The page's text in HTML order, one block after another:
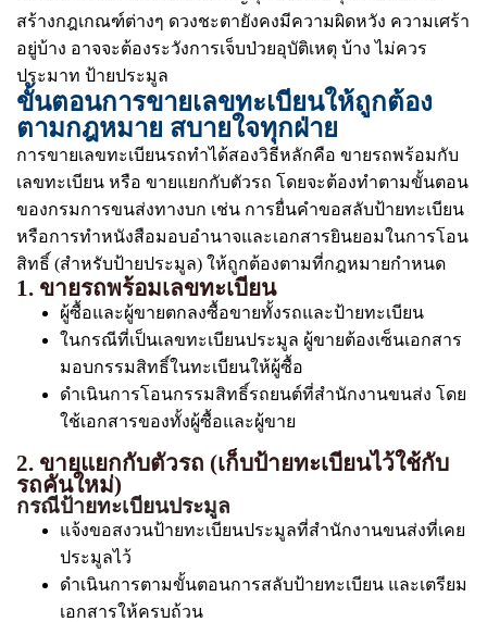
สร้างกฎเกณฑ์ต่างๆ ดวงชะตายังคงมีความผิดหวัง ความเศร้า
อยู่บ้าง อาจจะต้องระวังการเจ็บป่วยอุบัติเหตุ บ้าง ไม่ควร
ประมาท ป้ายประมูล
ขั้นตอนการขายเลขทะเบียนให้ถูกต้อง
ตามกฎหมาย สบายใจทุกฝ่าย
การขายเลขทะเบียนรถทำได้สองวิธีหลักคือ ขายรถพร้อมกับ
เลขทะเบียน หรือ ขายแยกกับตัวรถ โดยจะต้องทำตามขั้นตอน
ของกรมการขนส่งทางบก เช่น การยื่นคำขอสลับป้ายทะเบียน
หรือการทำหนังสือมอบอำนาจและเอกสารยินยอมในการโอน
สิทธิ์ (สำหรับป้ายประมูล) ให้ถูกต้องตามที่กฎหมายกำหนด
1. ขายรถพร้อมเลขทะเบียน
ผู้ซื้อและผู้ขายตกลงซื้อขายทั้งรถและป้ายทะเบียน
ในกรณีที่เป็นเลขทะเบียนประมูล ผู้ขายต้องเซ็นเอกสาร
มอบกรรมสิทธิ์ในทะเบียนให้ผู้ซื้อ
ดำเนินการโอนกรรมสิทธิ์รถยนต์ที่สำนักงานขนส่ง โดย
ใช้เอกสารของทั้งผู้ซื้อและผู้ขาย
2. ขายแยกกับตัวรถ (เก็บป้ายทะเบียนไว้ใช้กับ
รถคันใหม่)
กรณีป้ายทะเบียนประมูล
แจ้งขอสงวนป้ายทะเบียนประมูลที่สำนักงานขนส่งที่เคย
ประมูลไว้
ดำเนินการตามขั้นตอนการสลับป้ายทะเบียน และเตรียม
เอกสารให้ครบถ้วน